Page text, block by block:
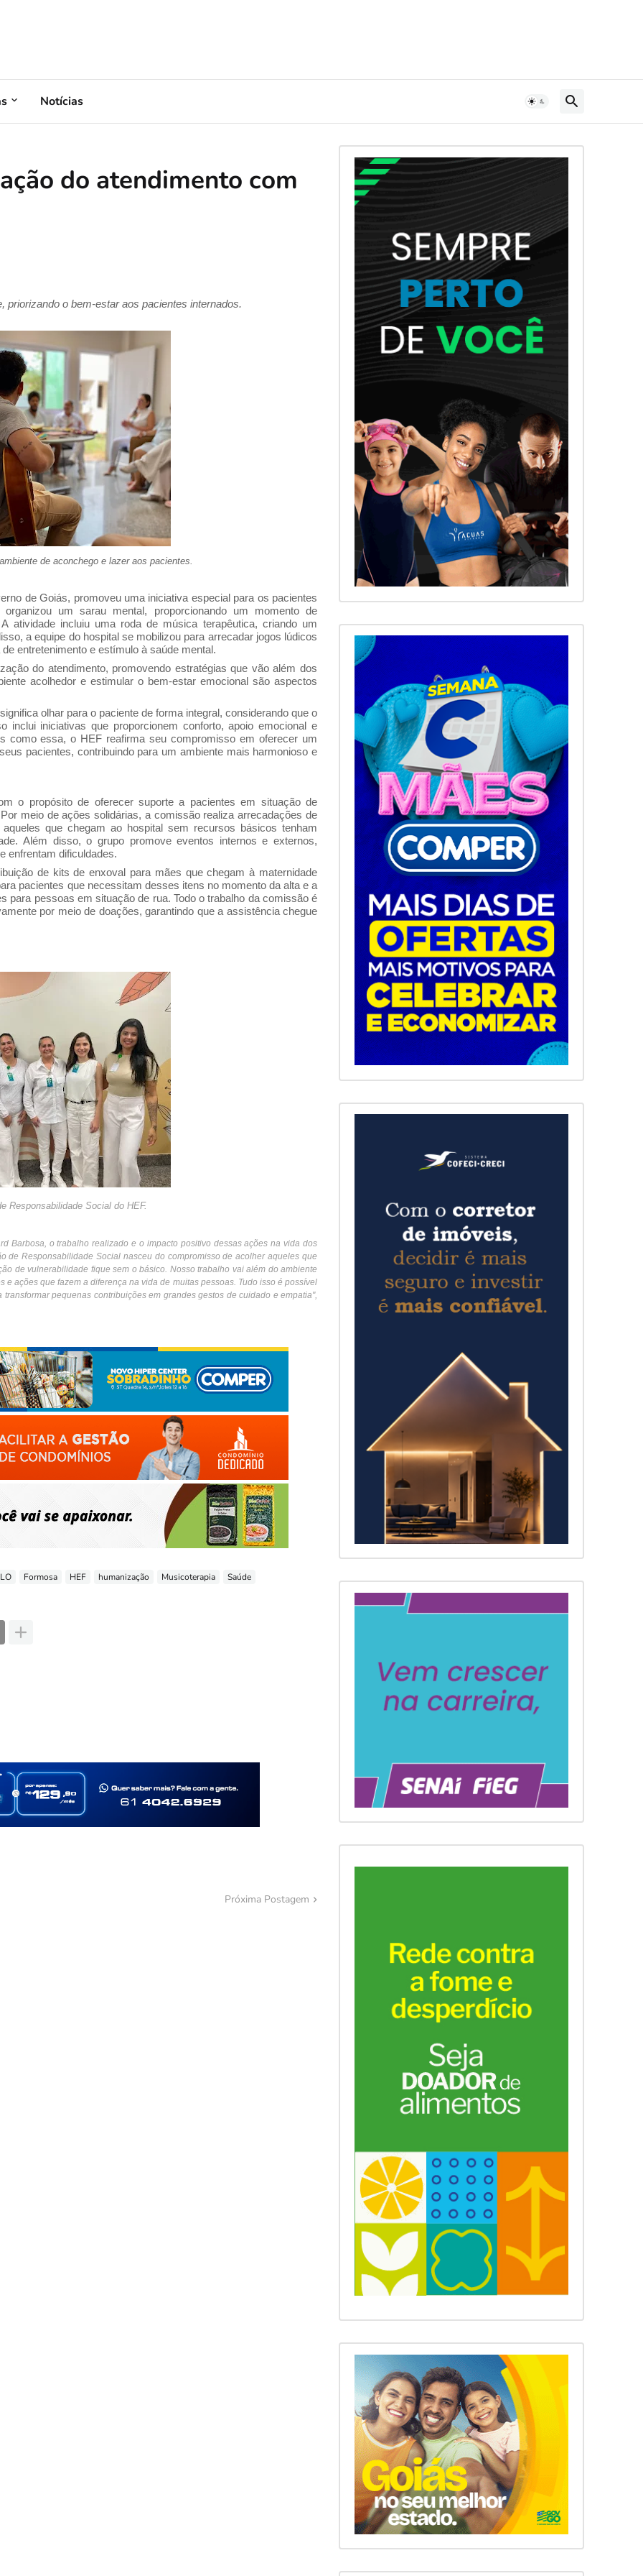
Notícias
do atendimento com
priorizando o bem-estar aos pacientes internados.
de aconchego e lazer aos pacientes.
de Goiás, promoveu uma iniciativa especial para os pacientes
um sarau mental, proporcionando um momento de
atividade incluiu uma roda de música terapêutica, criando um
a equipe do hospital se mobilizou para arrecadar jogos lúdicos
entretenimento e estímulo à saúde mental.
do atendimento, promovendo estratégias que vão além dos
acolhedor e estimular o bem-estar emocional são aspectos
olhar para o paciente de forma integral, considerando que o
inclui iniciativas que proporcionem conforto, apoio emocional e
como essa, o HEF reafirma seu compromisso em oferecer um
pacientes, contribuindo para um ambiente mais harmonioso e
o propósito de oferecer suporte a pacientes em situação de
meio de ações solidárias, a comissão realiza arrecadações de
que chegam ao hospital sem recursos básicos tenham
Além disso, o grupo promove eventos internos e externos,
enfrentam dificuldades.
de kits de enxoval para mães que chegam à maternidade
pacientes que necessitam desses itens no momento da alta e a
para pessoas em situação de rua. Todo o trabalho da comissão é
por meio de doações, garantindo que a assistência chegue
Responsabilidade Social do HEF.
Barbosa, o trabalho realizado e o impacto positivo dessas ações na vida dos
de Responsabilidade Social nasceu do compromisso de acolher aqueles que
de vulnerabilidade fique sem o básico. Nosso trabalho vai além do ambiente
ações que fazem a diferença na vida de muitas pessoas. Tudo isso é possível
pequenas contribuições em grandes gestos de cuidado e empatia",
Formosa HEF humanização Musicoterapia Saúde
Próxima Postagem